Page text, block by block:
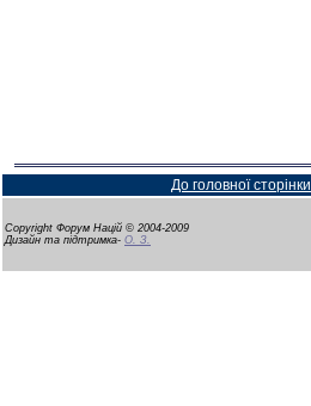
До головної сторінки
Copyright Форум Націй © 2004-2009
Дизайн та підтримка- О. З.